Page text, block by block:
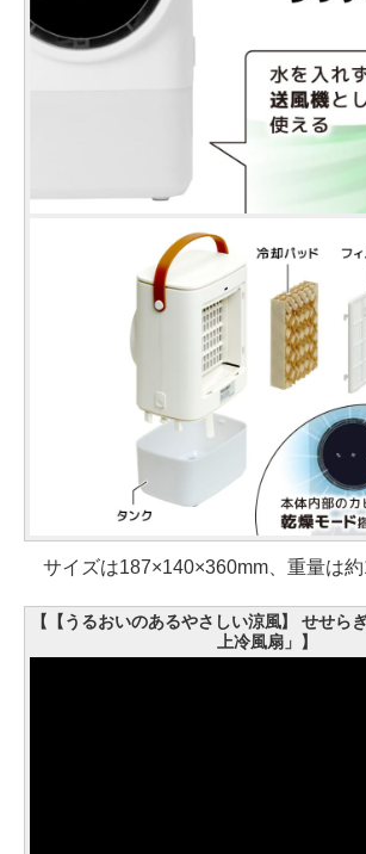
サイズは187×140×360mm、重量は約
【【うるおいのあるやさしい涼風】 せせら
上冷風扇」】